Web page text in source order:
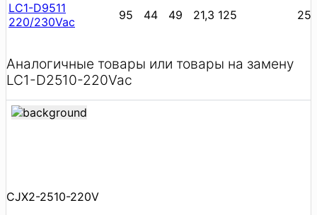
LC1-D9511
220/230Vac
95 44 49 21,3 125 25
Аналогичные товары или товары на замену
LC1-D2510-220Vac
CJX2-2510-220V